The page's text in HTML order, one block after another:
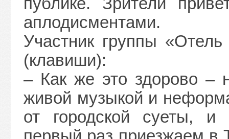
аплодисментами.
Участник группы
(клавиши):
– Как же это здорово –
живой музыкой и
от городской суеты,